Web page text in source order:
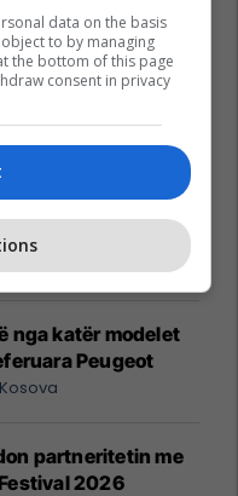
kartelë
shpërblime
nga katër modelet
Peugeot
partneritetin me
2026
data on the basis
to by managing
the bottom of this page
consent in privacy